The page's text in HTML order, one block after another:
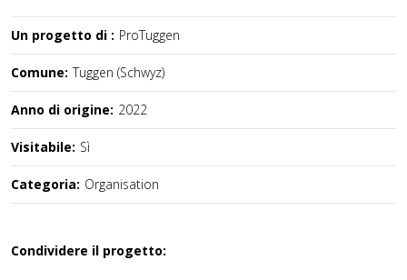
Un progetto di : ProTuggen
Comune: Tuggen (Schwyz)
Anno di origine: 2022
Visitabile: Sì
Categoria: Organisation
Condividere il progetto: